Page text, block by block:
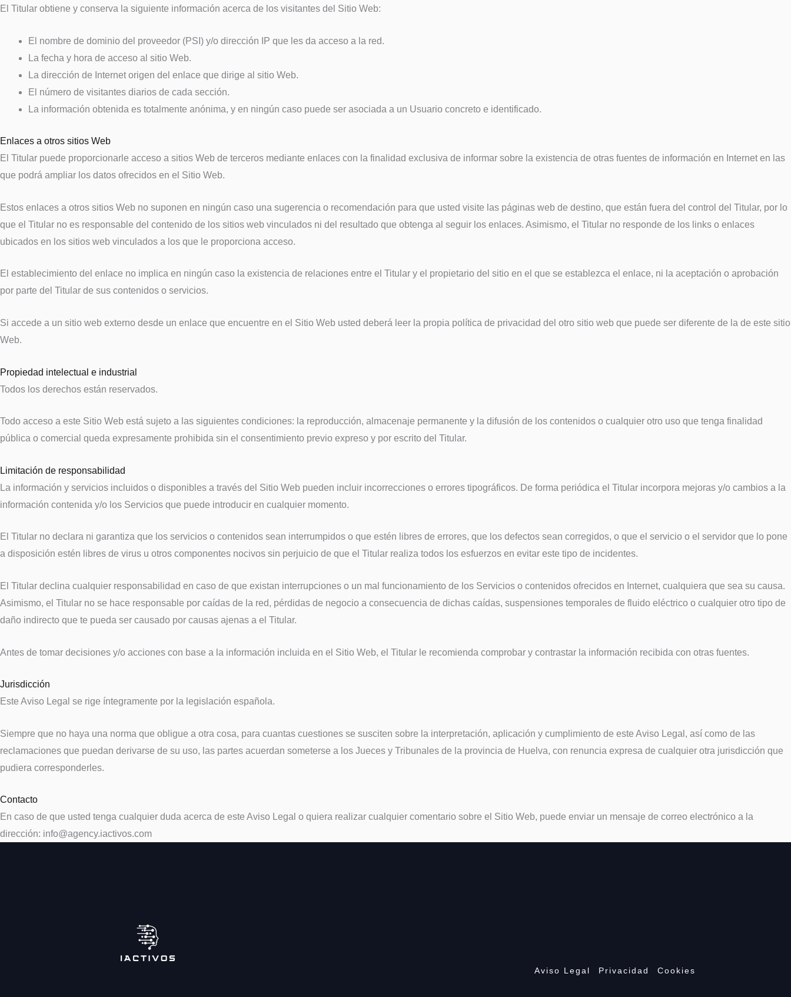
El Titular obtiene y conserva la siguiente información acerca de los visitantes del Sitio Web:
El nombre de dominio del proveedor (PSI) y/o dirección IP que les da acceso a la red.
La fecha y hora de acceso al sitio Web.
La dirección de Internet origen del enlace que dirige al sitio Web.
El número de visitantes diarios de cada sección.
La información obtenida es totalmente anónima, y en ningún caso puede ser asociada a un Usuario concreto e identificado.
Enlaces a otros sitios Web
El Titular puede proporcionarle acceso a sitios Web de terceros mediante enlaces con la finalidad exclusiva de informar sobre la existencia de otras fuentes de información en Internet en las
que podrá ampliar los datos ofrecidos en el Sitio Web.
Estos enlaces a otros sitios Web no suponen en ningún caso una sugerencia o recomendación para que usted visite las páginas web de destino, que están fuera del control del Titular, por lo
que el Titular no es responsable del contenido de los sitios web vinculados ni del resultado que obtenga al seguir los enlaces. Asimismo, el Titular no responde de los links o enlaces
ubicados en los sitios web vinculados a los que le proporciona acceso.
El establecimiento del enlace no implica en ningún caso la existencia de relaciones entre el Titular y el propietario del sitio en el que se establezca el enlace, ni la aceptación o aprobación
por parte del Titular de sus contenidos o servicios.
Si accede a un sitio web externo desde un enlace que encuentre en el Sitio Web usted deberá leer la propia política de privacidad del otro sitio web que puede ser diferente de la de este sitio
Web.
Propiedad intelectual e industrial
Todos los derechos están reservados.
Todo acceso a este Sitio Web está sujeto a las siguientes condiciones: la reproducción, almacenaje permanente y la difusión de los contenidos o cualquier otro uso que tenga finalidad
pública o comercial queda expresamente prohibida sin el consentimiento previo expreso y por escrito del Titular.
Limitación de responsabilidad
La información y servicios incluidos o disponibles a través del Sitio Web pueden incluir incorrecciones o errores tipográficos. De forma periódica el Titular incorpora mejoras y/o cambios a la
información contenida y/o los Servicios que puede introducir en cualquier momento.
El Titular no declara ni garantiza que los servicios o contenidos sean interrumpidos o que estén libres de errores, que los defectos sean corregidos, o que el servicio o el servidor que lo pone
a disposición estén libres de virus u otros componentes nocivos sin perjuicio de que el Titular realiza todos los esfuerzos en evitar este tipo de incidentes.
El Titular declina cualquier responsabilidad en caso de que existan interrupciones o un mal funcionamiento de los Servicios o contenidos ofrecidos en Internet, cualquiera que sea su causa.
Asimismo, el Titular no se hace responsable por caídas de la red, pérdidas de negocio a consecuencia de dichas caídas, suspensiones temporales de fluido eléctrico o cualquier otro tipo de
daño indirecto que te pueda ser causado por causas ajenas a el Titular.
Antes de tomar decisiones y/o acciones con base a la información incluida en el Sitio Web, el Titular le recomienda comprobar y contrastar la información recibida con otras fuentes.
Jurisdicción
Este Aviso Legal se rige íntegramente por la legislación española.
Siempre que no haya una norma que obligue a otra cosa, para cuantas cuestiones se susciten sobre la interpretación, aplicación y cumplimiento de este Aviso Legal, así como de las
reclamaciones que puedan derivarse de su uso, las partes acuerdan someterse a los Jueces y Tribunales de la provincia de Huelva, con renuncia expresa de cualquier otra jurisdicción que
pudiera corresponderles.
Contacto
En caso de que usted tenga cualquier duda acerca de este Aviso Legal o quiera realizar cualquier comentario sobre el Sitio Web, puede enviar un mensaje de correo electrónico a la
dirección: info@agency.iactivos.com
Aviso Legal Privacidad Cookies